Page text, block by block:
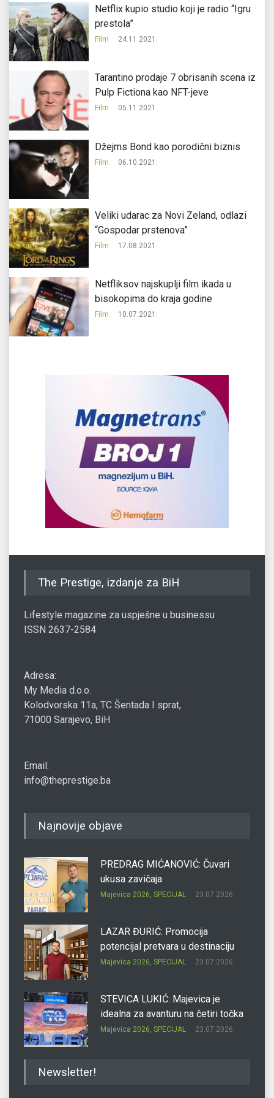
Netflix kupio studio koji je radio “Igru
prestola”
Film 24.11.2021.
Tarantino prodaje 7 obrisanih scena iz
Pulp Fictiona kao NFT-jeve
Film 05.11.2021.
Džejms Bond kao porodični biznis
Film 06.10.2021.
Veliki udarac za Novi Zeland, odlazi
“Gospodar prstenova”
Film 17.08.2021.
Netfliksov najskuplji film ikada u
bisokopima do kraja godine
Film 10.07.2021.
The Prestige, izdanje za BiH
Lifestyle magazine za uspješne u businessu
ISSN 2637-2584
Adresa:
My Media d.o.o.
Kolodvorska 11a, TC Šentada I sprat,
71000 Sarajevo, BiH
Email:
info@theprestige.ba
Najnovije objave
PREDRAG MIĆANOVIĆ: Čuvari
ukusa zavičaja
Majevica 2026, SPECIJAL 23.07.2026.
LAZAR ĐURIĆ: Promocija
potencijal pretvara u destinaciju
Majevica 2026, SPECIJAL 23.07.2026.
STEVICA LUKIĆ: Majevica je
idealna za avanturu na četiri točka
Majevica 2026, SPECIJAL 23.07.2026.
Newsletter!